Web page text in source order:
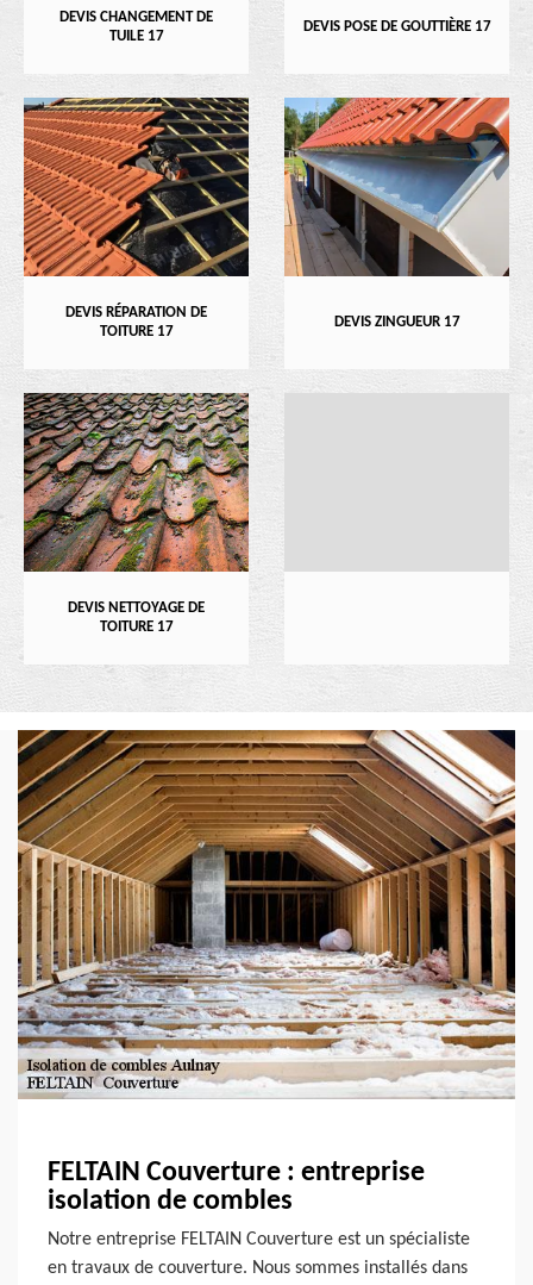
DEVIS CHANGEMENT DE
TUILE 17
DEVIS POSE DE GOUTTIÈRE 17
DEVIS RÉPARATION DE
TOITURE 17
DEVIS ZINGUEUR 17
DEVIS NETTOYAGE DE
TOITURE 17
FELTAIN Couverture : entreprise
isolation de combles
Notre entreprise FELTAIN Couverture est un spécialiste
en travaux de couverture. Nous sommes installés dans